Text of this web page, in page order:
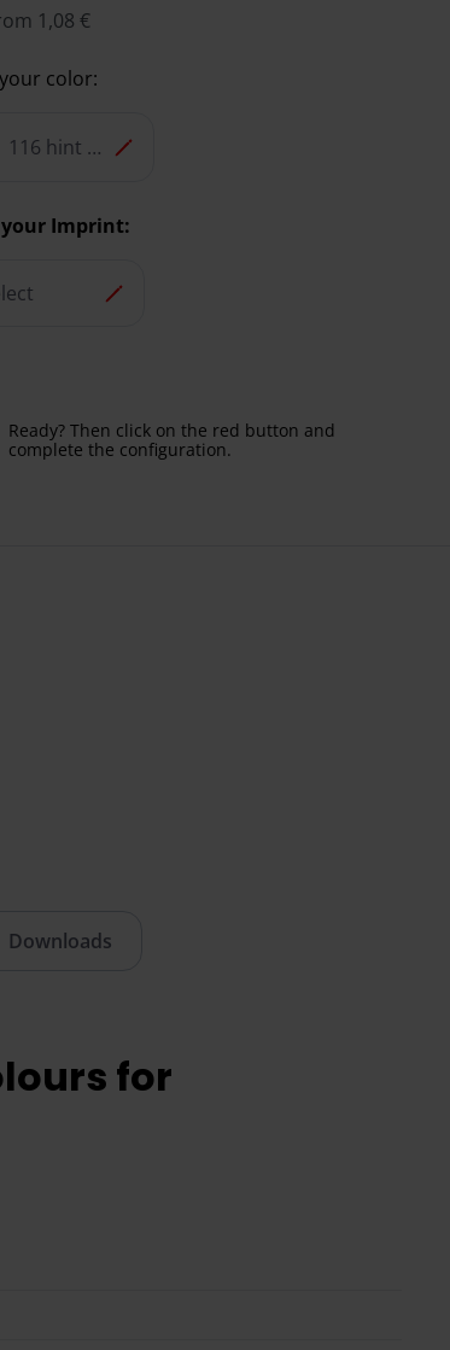
1,08 €
color:
116 hint of mint
your Imprint:
Ready? Then click on the red button and
complete the configuration.
Downloads
for